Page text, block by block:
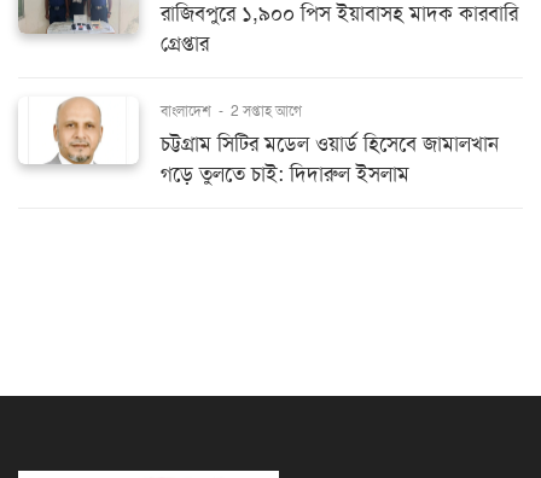
রাজিবপুরে ১,৯০০ পিস ইয়াবাসহ মাদক কারবারি
গ্রেপ্তার
বাংলাদেশ - 2 সপ্তাহ আগে
চট্টগ্রাম সিটির মডেল ওয়ার্ড হিসেবে জামালখান
গড়ে তুলতে চাই: দিদারুল ইসলাম